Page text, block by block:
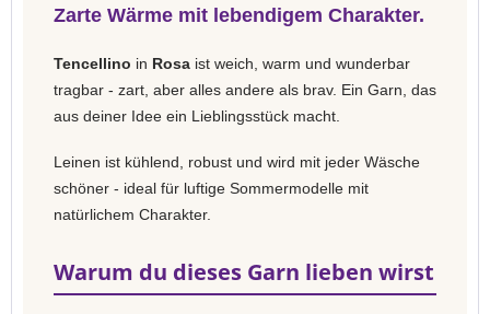
Zarte Wärme mit lebendigem Charakter.
Tencellino in Rosa ist weich, warm und wunderbar
tragbar - zart, aber alles andere als brav. Ein Garn, das
aus deiner Idee ein Lieblingsstück macht.
Leinen ist kühlend, robust und wird mit jeder Wäsche
schöner - ideal für luftige Sommermodelle mit
natürlichem Charakter.
Warum du dieses Garn lieben wirst